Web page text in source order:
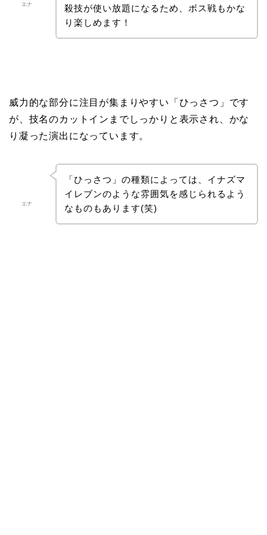
エナ
殺技が使い放題になるため、ボス戦もかな
り楽しめます！
威力的な部分に注目が集まりやすい「ひっさつ」です
が、技名のカットインまでしっかりと表示され、かな
り凝った演出になっています。
エナ
「ひっさつ」の種類によっては、イナズマ
イレブンのような雰囲気を感じられるよう
なものもあります(笑)